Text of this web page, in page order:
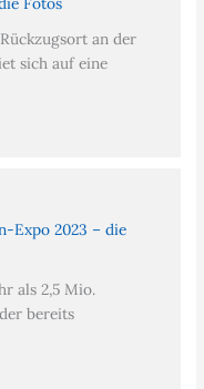
an der
sich auf eine
Expo 2023 – die
als 2,5 Mio.
bereits